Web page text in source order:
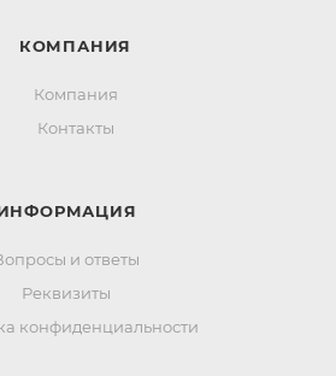
КОМПАНИЯ
Компания
Контакты
и ответы
Реквизиты
конфиденциальности